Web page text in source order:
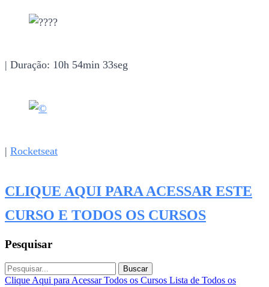
| Duração: 10h 54min 33seg
| Rocketseat
CLIQUE AQUI PARA ACESSAR ESTE
CURSO E TODOS OS CURSOS
Pesquisar
Buscar
Clique Aqui para Acessar Todos os Cursos Lista de Todos os